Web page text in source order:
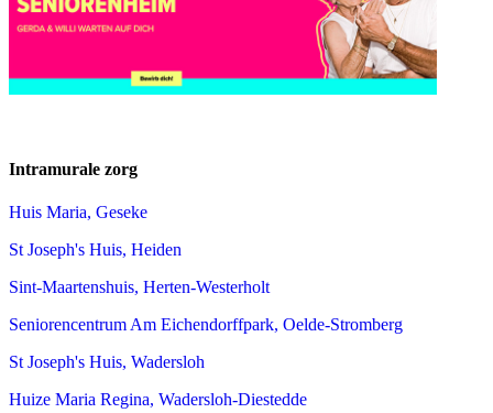
Intramurale zorg
Huis Maria, Geseke
St Joseph's Huis, Heiden
Sint-Maartenshuis, Herten-Westerholt
Seniorencentrum Am Eichendorffpark, Oelde-Stromberg
St Joseph's Huis, Wadersloh
Huize Maria Regina, Wadersloh-Diestedde